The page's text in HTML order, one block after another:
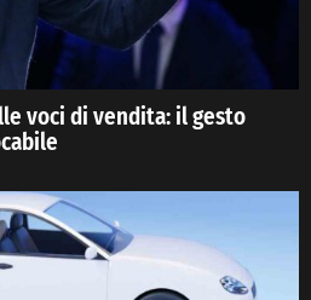
voci di vendita: il gesto